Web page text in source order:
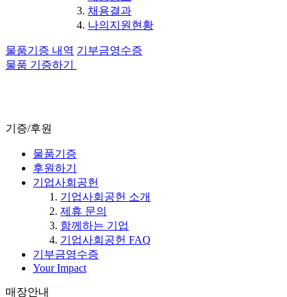
채용결과
나의지원현황
물품기증 내역 기부금영수증
물품 기증하기
기증/후원
물품기증
후원하기
기업사회공헌
기업사회공헌 소개
제휴 문의
함께하는 기업
기업사회공헌 FAQ
기부금영수증
Your Impact
매장안내